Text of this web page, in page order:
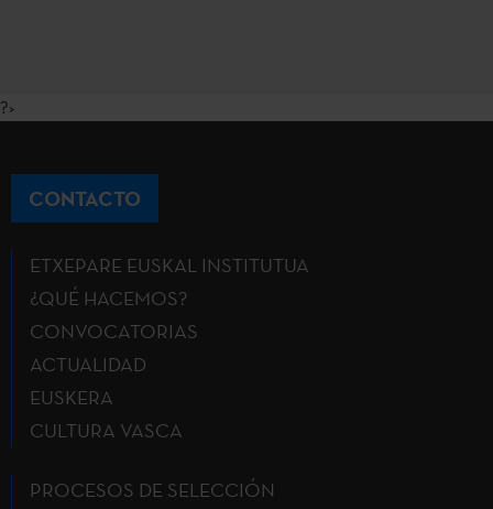
?>
CONTACTO
ETXEPARE EUSKAL INSTITUTUA
¿QUÉ HACEMOS?
CONVOCATORIAS
ACTUALIDAD
EUSKERA
CULTURA VASCA
PROCESOS DE SELECCIÓN